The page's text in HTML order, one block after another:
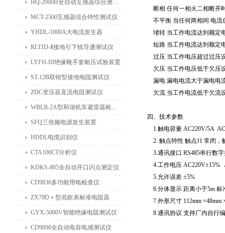
断相 任何一相火二相断开
不平衡 当任何两相间 电流
堵转 当工作电流达到额定
短路 当工作电流达到额定
过压 当工作电压超过过压
欠压 当工作电压低于欠压
漏电 漏电电流大于漏电电
欠流 当工作电流低于欠流
四、技术参数
1.触电容量 AC220V/5A
2. 触点特性 触点J1 常闭，
3.通讯接口 RS485串行数
4.工作电压 AC220V±15%
5.允许误差 ±5%
6.分体显示 距离小于5m 标
7.外形尺寸 112mm ×48mm
8.通讯协议 支持厂内自行
HQ-2000H全自动互感器综合测试仪
MCT-2500互感器综合特性测试仪
YHDL-1000A大电流发生器
RLTJD-Ⅱ接地引下线导通测试仪
LYFH-III绝缘靴手套耐压试验装置
ST-12B双钳型接地电阻测试仪
ZDC变压器直流电阻测试仪
WBLB-2A型和谐机车避雷器检测仪
SFQ三倍频电源发生装置
HDDL电缆识别仪
CTA100CT分析仪
KDKS-805全自动开口闪点测定仪
CD9836多功能用电检查仪
ZX79D＋型兆欧表标准电阻器
GYX-5000V智能绝缘电阻测试仪
CD9890全自动电容电感测试仪